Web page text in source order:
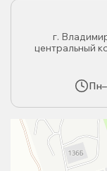
г.
центральный